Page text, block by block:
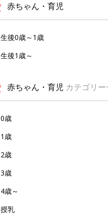
赤ちゃん・育児
生後0歳～1歳
生後1歳～
赤ちゃん・育児 カテゴリ
0歳
1歳
2歳
3歳
4歳～
授乳